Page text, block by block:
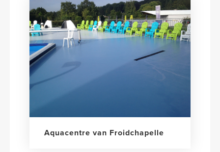
Aquacentre van Froidchapelle